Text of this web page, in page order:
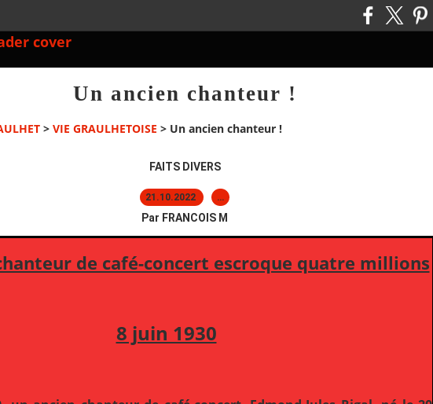
Un ancien chanteur !
> VIE GRAULHETOISE > Un ancien chanteur !
FAITS DIVERS
21.10.2022 …
Par FRANCOIS M
de café-concert escroque quatre millions
8 juin 1930